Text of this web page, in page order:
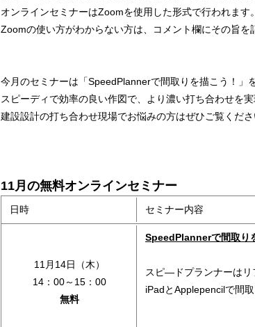
オンラインセミナーはZoomを使用した形式で行われます。
Zoomの使い方がわからない方は、コメント欄にその旨を
今月のセミナーは「SpeedPlannerで間取りを描こう！」
スピーディで効率の良い作図で、より濃い打ち合わせを実
建設設計の打ち合わせ現場でお悩みの方はぜひご覧くださ
11月の無料オンラインセミナー
日時 セミナー内容
11月14日（木）
14：00～15：00
無料
SpeedPlannerで間取り
スピ―ドプランナーはリ
iPadとApplepencilで間